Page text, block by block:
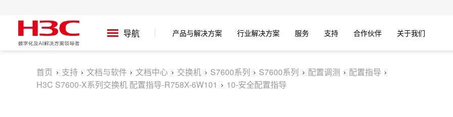
导航 产品与解决方案 行业解决方案 服务 支持 合作伙伴 关于我们
首页 支持 文档与软件 文档中心 交换机 S7600系列 S7600系列 配置调测
配置指导
H3C S7600-X系列交换机 配置指导-R758X-6W101
10-安全配置指导